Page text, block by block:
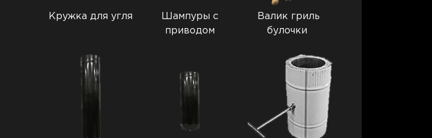
Кружка для угля
Шампуры с
приводом
Валик гриль
булочки